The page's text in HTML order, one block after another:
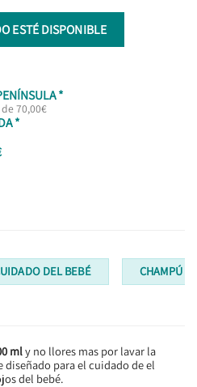
ESTÉ DISPONIBLE
*
70,00€
*
DEL BEBÉ CHAMPÚ
mly no llores mas por lavar la
diseñado para el cuidado de el
del bebé.